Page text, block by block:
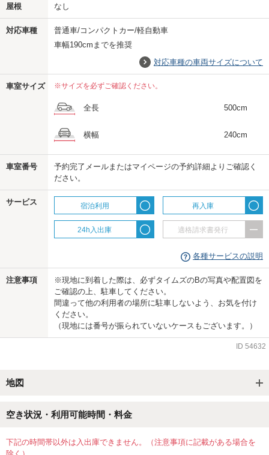
屋根 なし
対応車種
普通車/コンパクトカー/軽自動車
車幅190cmまでを推奨
対応車種の車両サイズについて
車室サイズ ※サイズを必ずご確認ください。
全長 500cm
横幅 240cm
車室番号
予約完了メールまたはマイページの予約詳細よりご確認く
ださい。
サービス 宿泊利用 再入庫
24h入出庫 適格請求書発行
各種サービスの説明
注意事項
※現地に到着した際は、必ずタイムズのBの写真や配置図を
ご確認の上、駐車してください。
間違って他の利用者の場所に駐車しないよう、お気を付け
ください。
（現地には番号が振られていないケースもございます。）
ID 54632
地図
空き状況・利用可能時間・料金
下記の時間帯以外は入出庫できません。（注意事項に記載がある場合を